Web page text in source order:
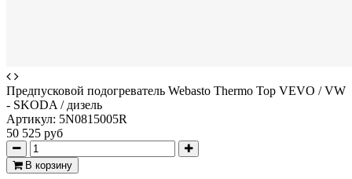
Предпусковой подогреватель Webasto Thermo Top VEVO / VW
- SKODA / дизель
Артикул: 5N0815005R
50 525 руб
В корзину